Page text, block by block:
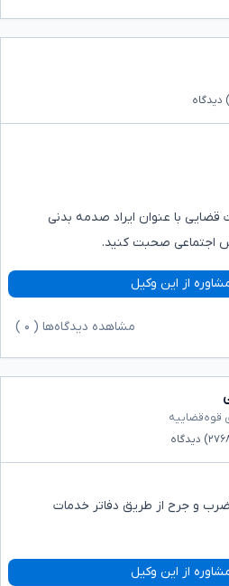
دیدگاه
قضایی با عنوان ایراد صدمه بدنی
اجتماعی صحبت کنید.
از این وکیل
مشاهده دیدگاه‌ها ( ۰
قوه‌قضاییه
دیدگاه
و جرح از طریق دفاتر خدمات
از این وکیل